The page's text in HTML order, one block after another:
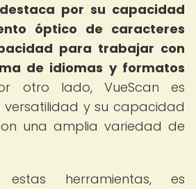
por su capacidad
óptico de caracteres
para trabajar con
de idiomas y formatos
otro lado, VueScan es
y su capacidad
una amplia variedad de
herramientas, es